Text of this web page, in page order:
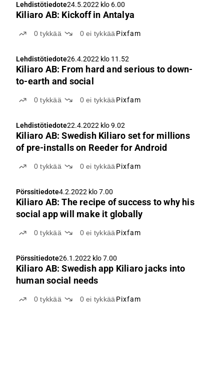
Lehdistötiedote24.5.2022 klo 6.00
Kiliaro AB: Kickoff in Antalya
0tykkää 0ei tykkää Pixfam
Lehdistötiedote26.4.2022 klo 11.52
Kiliaro AB: From hard and serious to down-
to-earth and social
0tykkää 0ei tykkää Pixfam
Lehdistötiedote22.4.2022 klo 9.02
Kiliaro AB: Swedish Kiliaro set for millions
of pre-installs on Reeder for Android
0tykkää 0ei tykkää Pixfam
Pörssitiedote4.2.2022 klo 7.00
Kiliaro AB: The recipe of success to why his
social app will make it globally
0tykkää 0ei tykkää Pixfam
Pörssitiedote26.1.2022 klo 7.00
Kiliaro AB: Swedish app Kiliaro jacks into
human social needs
0tykkää 0ei tykkää Pixfam